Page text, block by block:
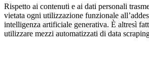
Rispetto ai contenuti e ai dati personali
vietata ogni utilizzazione funzionale
intelligenza artificiale generativa. È altresì
utilizzare mezzi automatizzati di data